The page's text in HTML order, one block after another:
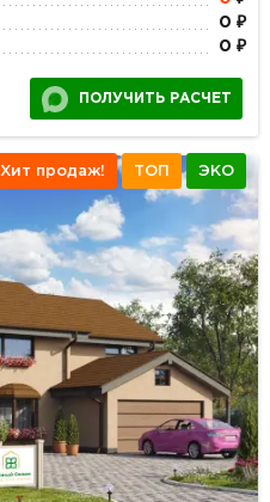
0 ₽
0 ₽
ПОЛУЧИТЬ РАСЧЕТ
Хит продаж! ТОП ЭКО